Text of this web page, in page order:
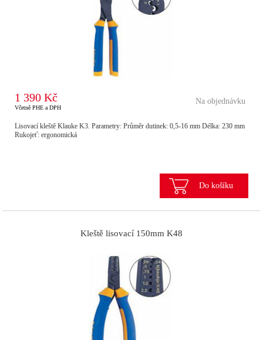
1 390 Kč
Včetně PHE a DPH
Na objednávku
Lisovací kleště Klauke K3. Parametry: Průměr dutinek: 0,5-16 mm Délka: 230 mm
Rukojeť: ergonomická
Do košíku
Kleště lisovací 150mm K48